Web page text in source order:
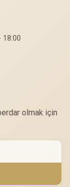
18:00
olmak için